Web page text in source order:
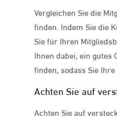
Vergleichen Sie die
finden. Indem Sie die
Sie für Ihren
Ihnen dabei, ein gutes
finden, sodass Sie
Achten Sie auf
Achten Sie auf